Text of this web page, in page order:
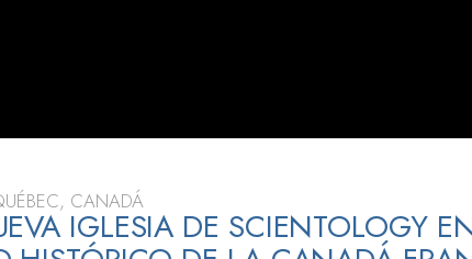
CANADÁ
IGLESIA DE SCIENTOLOGY